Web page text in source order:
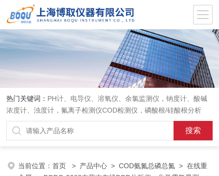
热门关键词： PH计、电导仪、溶氧仪、余氯监测仪，钠度计、酸碱
浓度计、浊度计，氟离子检测仪COD检测仪，磷酸根/硅酸根分析
仪，PH电极、溶氧电极、电导电极
当前位置：首页 > 产品中心 >COD氨氮总磷总氮 >在线重